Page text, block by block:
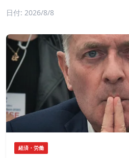
日付: 2026/8/8
経済・労働